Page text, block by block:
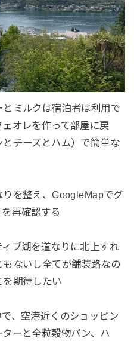
ミルクは宿泊者は利用で
オレを作って部屋に戻
チーズとハム）で簡単な
を整え、GoogleMapでグ
再確認する
ブ湖を道なりに北上すれ
ないし全てが舗装路なの
期待したい
、空港近くのショッピン
ーと全粒穀物パン、ハ